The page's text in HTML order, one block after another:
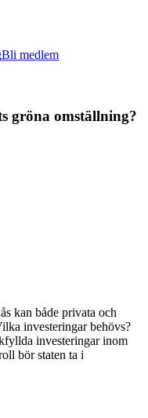
Bli medlem
gröna omställning?
kan både privata och
investeringar behövs?
investeringar inom
bör staten ta i